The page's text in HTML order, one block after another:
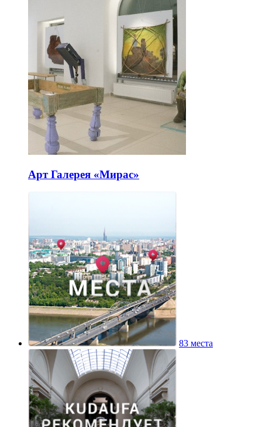
Арт Галерея «Мирас»
83 места